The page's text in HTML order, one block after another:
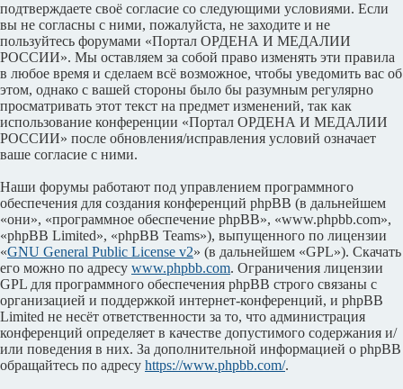
подтверждаете своё согласие со следующими условиями. Если
вы не согласны с ними, пожалуйста, не заходите и не
пользуйтесь форумами «Портал ОРДЕНА И МЕДАЛИИ
РОССИИ». Мы оставляем за собой право изменять эти правила
в любое время и сделаем всё возможное, чтобы уведомить вас об
этом, однако с вашей стороны было бы разумным регулярно
просматривать этот текст на предмет изменений, так как
использование конференции «Портал ОРДЕНА И МЕДАЛИИ
РОССИИ» после обновления/исправления условий означает
ваше согласие с ними.
Наши форумы работают под управлением программного
обеспечения для создания конференций phpBB (в дальнейшем
«они», «программное обеспечение phpBB», «www.phpbb.com»,
«phpBB Limited», «phpBB Teams»), выпущенного по лицензии
«GNU General Public License v2» (в дальнейшем «GPL»). Скачать
его можно по адресу www.phpbb.com. Ограничения лицензии
GPL для программного обеспечения phpBB строго связаны с
организацией и поддержкой интернет-конференций, и phpBB
Limited не несёт ответственности за то, что администрация
конференций определяет в качестве допустимого содержания и/
или поведения в них. За дополнительной информацией о phpBB
обращайтесь по адресу https://www.phpbb.com/.